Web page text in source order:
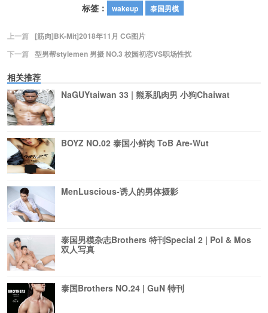
标签： wakeup 泰国男模
上一篇
[筋肉]BK-Mit]2018年11月 CG图片
下一篇 型男帮stylemen 男摄 NO.3 校园初恋VS职场性扰
相关推荐
NaGUYtaiwan 33 | 熊系肌肉男 小狗Chaiwat
BOYZ NO.02 泰国小鲜肉 ToB Are-Wut
MenLuscious-诱人的男体摄影
泰国男模杂志Brothers 特刊Special 2 | Pol & Mos
双人写真
泰国Brothers NO.24 | GuN 特刊